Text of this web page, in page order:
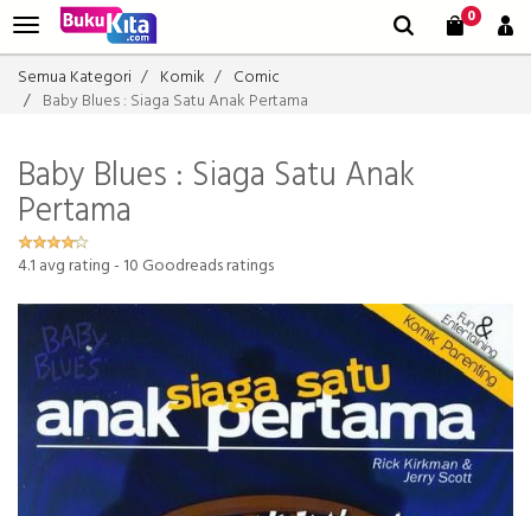
0
Semua Kategori Komik
Comic
Baby Blues : Siaga Satu Anak Pertama
Baby Blues : Siaga Satu Anak
Pertama
4.1 avg rating - 10 Goodreads ratings